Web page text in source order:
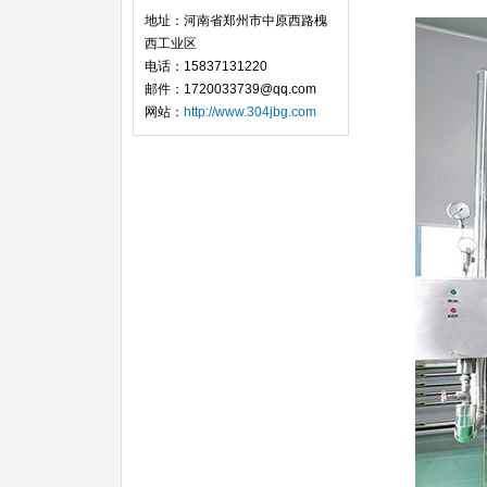
地址：河南省郑州市中原西路槐
西工业区
电话：15837131220
邮件：1720033739@qq.com
网站： http://www.304jbg.com